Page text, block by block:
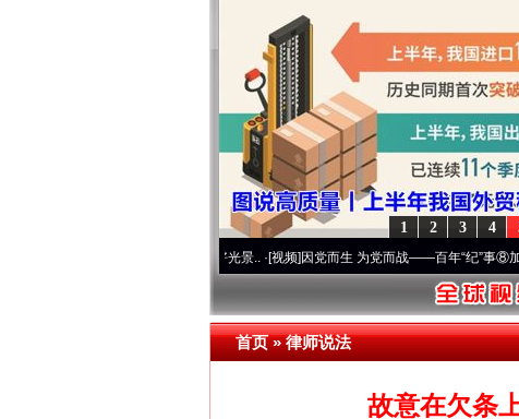
4
3
2
1
·[视频]因党而生 为党而战——百年“纪”事⑧加强纪律..
首页»律师说法
故意在欠条